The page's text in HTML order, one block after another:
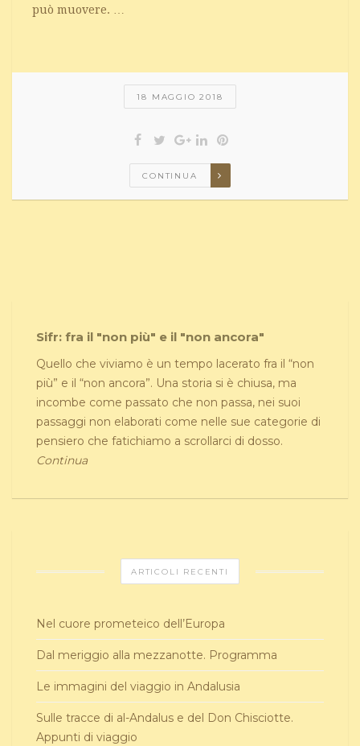
può muovere. …
18 MAGGIO 2018
CONTINUA
Sifr: fra il "non più" e il "non ancora"
Quello che viviamo è un tempo lacerato fra il “non
più” e il “non ancora”. Una storia si è chiusa, ma
incombe come passato che non passa, nei suoi
passaggi non elaborati come nelle sue categorie di
pensiero che fatichiamo a scrollarci di dosso.
Continua
ARTICOLI RECENTI
Nel cuore prometeico dell’Europa
Dal meriggio alla mezzanotte. Programma
Le immagini del viaggio in Andalusia
Sulle tracce di al-Andalus e del Don Chisciotte.
Appunti di viaggio